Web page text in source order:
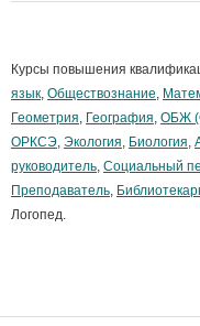
Курсы повышения
язык, Обществознание,
Геометрия, География, ОБЖ
ОРКСЭ, Экология, Биология,
руководитель, Социальный
Преподаватель,
Логопед.